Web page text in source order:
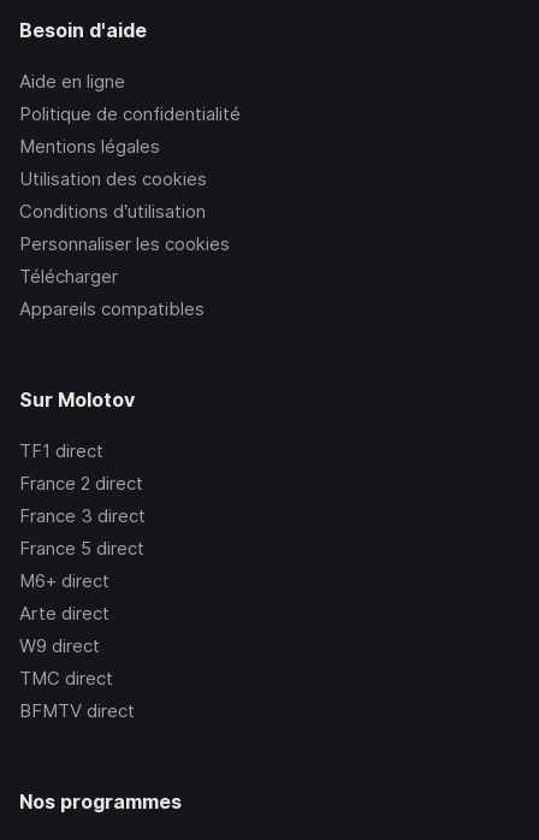
Besoin d'aide
Aide en ligne
Politique de confidentialité
Mentions légales
Utilisation des cookies
Conditions d’utilisation
Personnaliser les cookies
Télécharger
Appareils compatibles
Sur Molotov
TF1 direct
France 2 direct
France 3 direct
France 5 direct
M6+ direct
Arte direct
W9 direct
TMC direct
BFMTV direct
Nos programmes